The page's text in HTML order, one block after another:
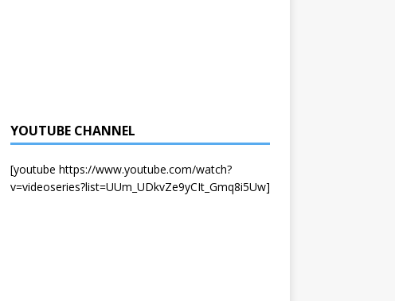
YOUTUBE CHANNEL
[youtube https://www.youtube.com/watch?
v=videoseries?list=UUm_UDkvZe9yCIt_Gmq8i5Uw]